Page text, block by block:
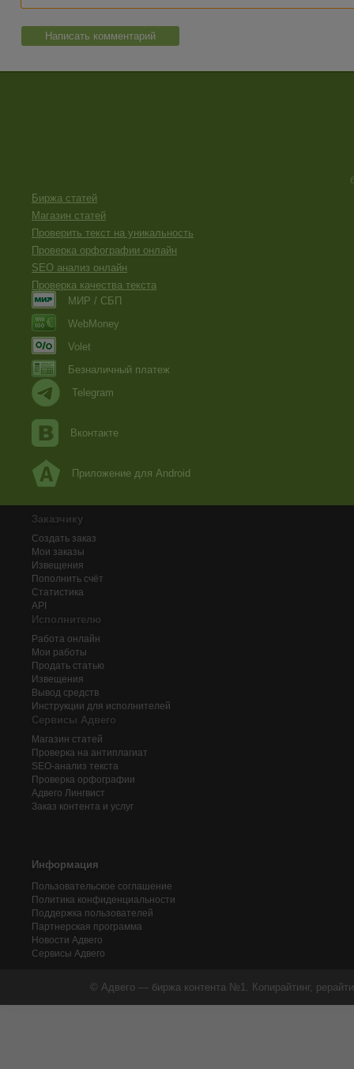
Написать комментарий
Биржа статей
Магазин статей
Проверить текст на уникальность
Проверка орфографии онлайн
SEO анализ онлайн
Проверка качества текста
МИР / СБП
WebMoney
Volet
Безналичный платеж
Telegram
Вконтакте
Приложение для Android
Заказчику
Создать заказ
Мои заказы
Извещения
Пополнить счёт
Статистика
API
Исполнителю
Работа онлайн
Мои работы
Продать статью
Извещения
Вывод средств
Инструкции для исполнителей
Сервисы Адвего
Магазин статей
Проверка на антиплагиат
SEO-анализ текста
Проверка орфографии
Адвего Лингвист
Заказ контента и услуг
Информация
Пользовательское соглашение
Политика конфиденциальности
Поддержка пользователей
Партнерская программа
Новости Адвего
Сервисы Адвего
© Адвего — биржа контента №1. Копирайтинг,